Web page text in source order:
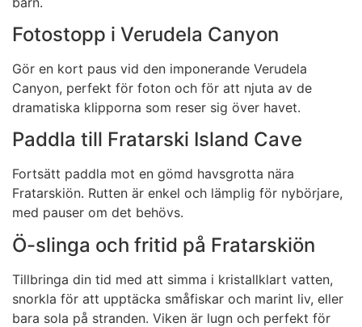
Fotostopp i Verudela Canyon
Gör en kort paus vid den imponerande Verudela
Canyon, perfekt för foton och för att njuta av de
dramatiska klipporna som reser sig över havet.
Paddla till Fratarski Island Cave
Fortsätt paddla mot en gömd havsgrotta nära
Fratarskiön. Rutten är enkel och lämplig för nybörjare,
med pauser om det behövs.
Ö-slinga och fritid på Fratarskiön
Tillbringa din tid med att simma i kristallklart vatten,
snorkla för att upptäcka småfiskar och marint liv, eller
bara sola på stranden. Viken är lugn och perfekt för